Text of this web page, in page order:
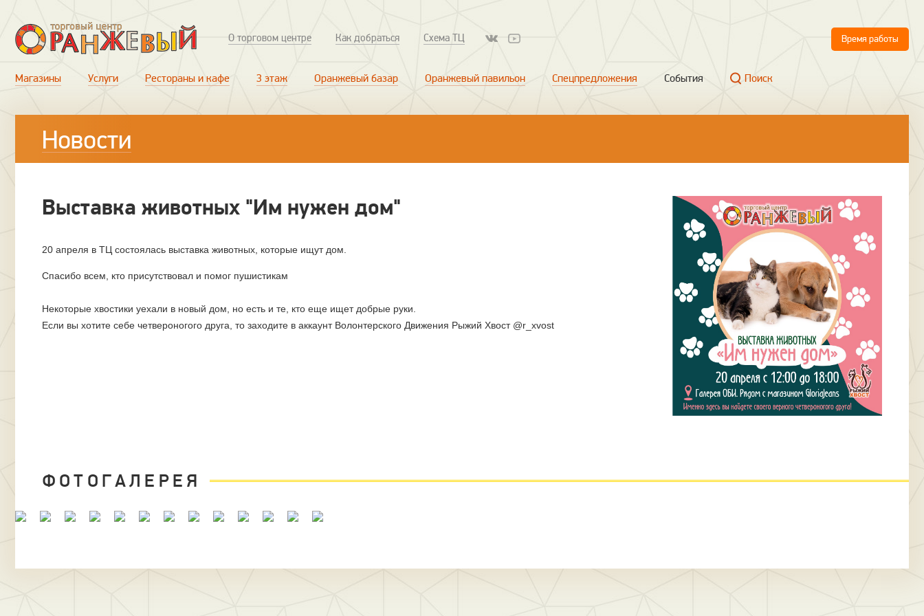
О торговом центре Как добраться Схема ТЦ Время работы
Магазины Услуги Рестораны и кафе 3 этаж Оранжевый базар Оранжевый павильон Спецпредложения События Поиск
Новости
Выставка животных "Им нужен дом"
20 апреля в ТЦ состоялась выставка животных, которые ищут дом.
Спасибо всем, кто присутствовал и помог пушистикам
Некоторые хвостики уехали в новый дом, но есть и те, кто еще ищет добрые руки.
Если вы хотите себе четвероногого друга, то заходите в аккаунт Волонтерского Движения Рыжий Хвост @r_xvost
ФОТОГАЛЕРЕЯ